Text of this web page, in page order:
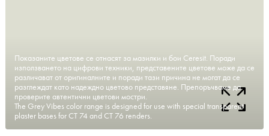
Показаните цветове се отнасят за мазилки и бои Ceresit. Поради
използването на цифрови техники, представените цветове може да се
различават от оригиналните и поради тази причина не могат да се
разглеждат като надеждно цветово представяне. Препоръчваме да
проверите автентични цветови мостри.
The Grey Vibes color range is designed for use with special transparent
plaster bases for CT 74 and CT 76 renders.